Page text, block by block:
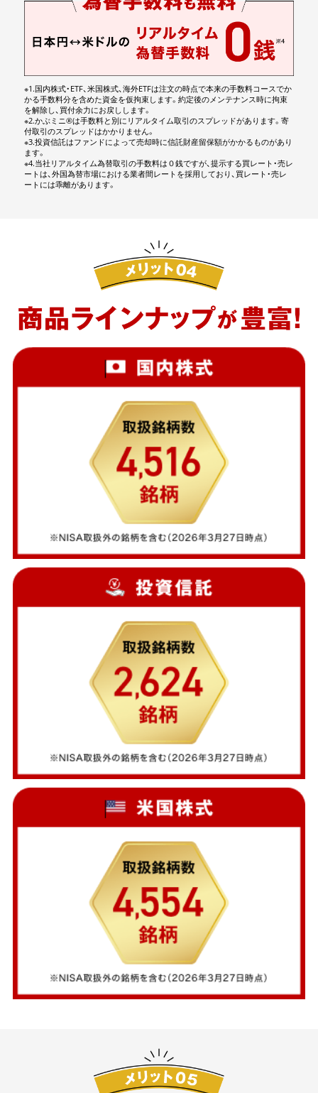
※1.国内株式・ETF、米国株式、海外ETFは注文の時点で本来の手数料コースでか
かる手数料分を含めた資金を仮拘束します。約定後のメンテナンス時に拘束
を解除し、買付余力にお戻しします。
※2.かぶミニ®は手数料と別にリアルタイム取引のスプレッドがあります。寄
付取引のスプレッドはかかりません。
※3.投資信託はファンドによって売却時に信託財産留保額がかかるものがあり
ます。
※4.当社リアルタイム為替取引の手数料は０銭ですが、提示する買レート・売レ
ートは、外国為替市場における業者間レートを採用しており、買レート・売レ
ートには乖離があります。